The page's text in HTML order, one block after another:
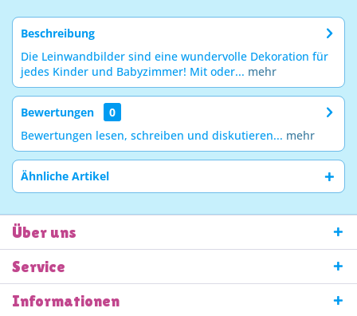
Beschreibung
Die Leinwandbilder sind eine wundervolle Dekoration für
jedes Kinder und Babyzimmer! Mit oder... mehr
Bewertungen
0
Bewertungen lesen, schreiben und diskutieren... mehr
Ähnliche Artikel
Über uns
Service
Informationen